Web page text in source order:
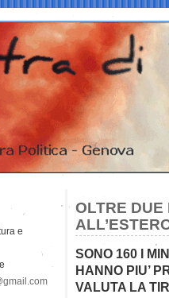
OLTRE DUE
SONO 160 I
HANNO PIU’
VALUTA LA
e